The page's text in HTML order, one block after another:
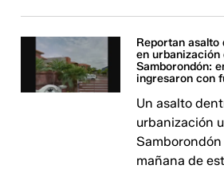
Reportan asalto
en urbanización
Samborondón:
ingresaron con
Un asalto
urbanización
mañana de